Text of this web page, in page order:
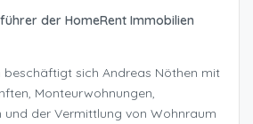
der HomeRent Immobilien
beschäftigt sich Andreas Nöthen mit
Monteurwohnungen,
und der Vermittlung von Wohnraum